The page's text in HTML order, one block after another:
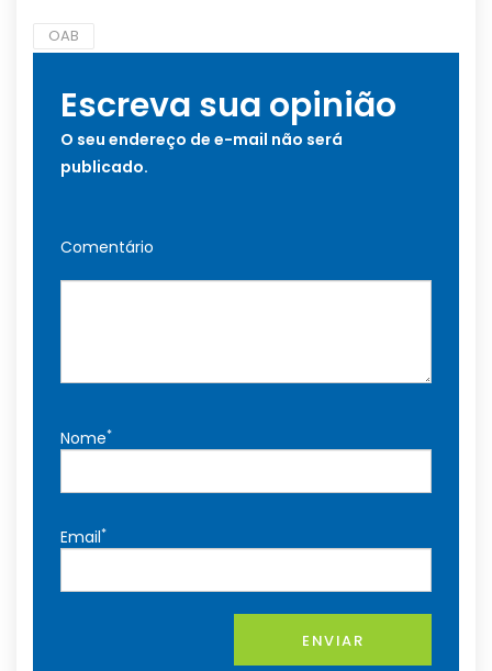
OAB
Escreva sua opinião
O seu endereço de e-mail não será
publicado.
Comentário
Nome*
Email*
ENVIAR